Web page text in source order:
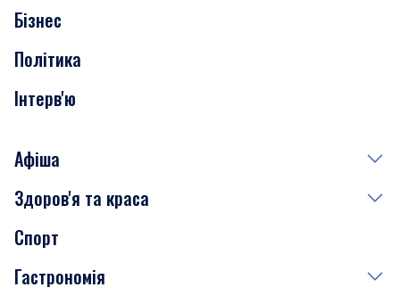
Транспорт
Бізнес
Політика
Інтерв'ю
Афіша
Сьогодні
Завтра
Субота
Здоров'я та краса
Медицина
Краса
Спорт
Гастрономія